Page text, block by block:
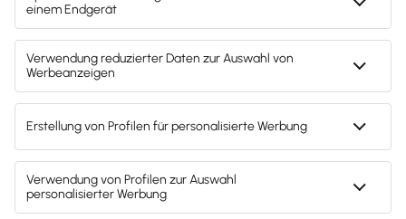
GoBD-testiert
Deine Buchhaltung bleibt jederzeit ordnungsgemäß
und prüfungssicher. Lexware Office erfüllt die GoBD-
Vorgaben für eine korrekte, nachvollziehbare und
unveränderbare Buchführung.